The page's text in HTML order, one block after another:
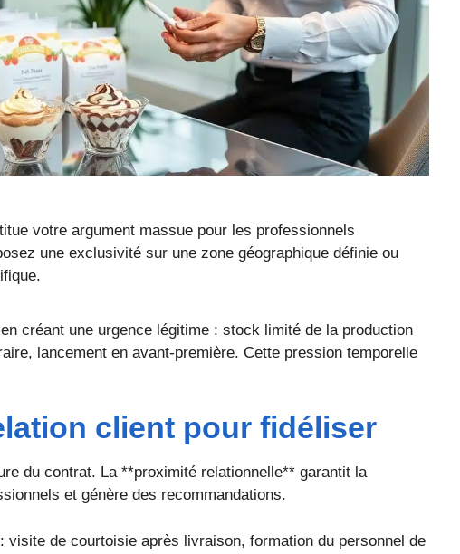
votre argument massue pour les professionnels
une exclusivité sur une zone géographique définie ou
créant une urgence légitime : stock limité de la production
lancement en avant-première. Cette pression temporelle
client pour fidéliser
du contrat. La **proximité relationnelle** garantit la
et génère des recommandations.
de courtoisie après livraison, formation du personnel de